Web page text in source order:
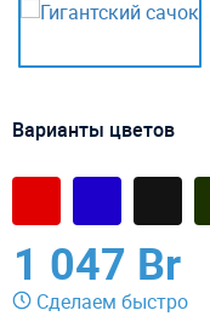
Варианты цветов
1 047 Br
Сделаем быстро